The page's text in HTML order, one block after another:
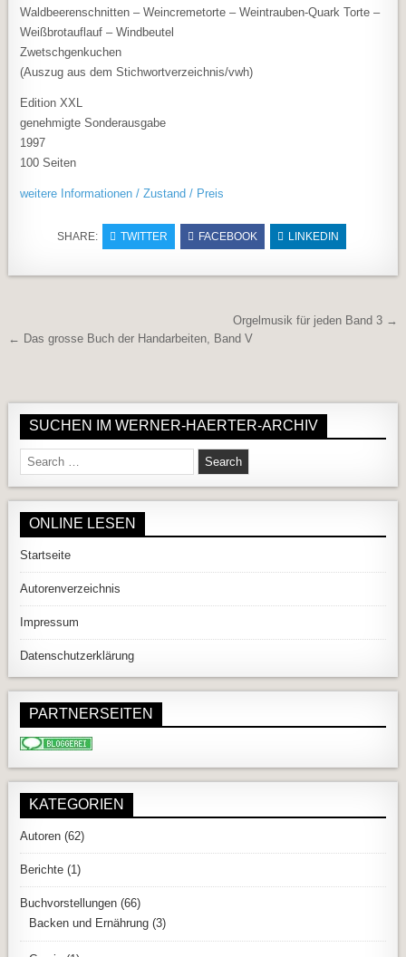
Waldbeerenschnitten – Weincremetorte – Weintrauben-Quark Torte –
Weißbrotauflauf – Windbeutel
Zwetschgenkuchen
(Auszug aus dem Stichwortverzeichnis/vwh)
Edition XXL
genehmigte Sonderausgabe
1997
100 Seiten
weitere Informationen / Zustand / Preis
SHARE: TWITTER FACEBOOK LINKEDIN
BeitragsnavigationOrgelmusik für jeden Band 3 →
← Das grosse Buch der Handarbeiten, Band V
SUCHEN IM WERNER-HAERTER-ARCHIV
Search for:
ONLINE LESEN
Startseite
Autorenverzeichnis
Impressum
Datenschutzerklärung
PARTNERSEITEN
KATEGORIEN
Autoren (62)
Berichte (1)
Buchvorstellungen (66)
Backen und Ernährung (3)